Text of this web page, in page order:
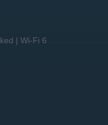
| Wi-Fi 6